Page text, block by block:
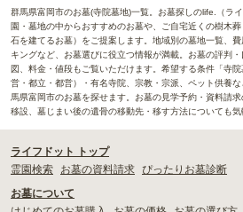
群馬県富岡市のお墓(寺院墓地)一覧。お墓探しのlife.（ラ
園・墓地の中からおすすめのお墓や、ご自宅近くの樹木
石を建てるお墓）をご提案します。地域別の墓地一覧、
キングなど、お墓選びに役立つ情報が満載。お墓の評判
図、料金・値段もご覧いただけます。希望する条件「寺
営・都立・都営）・有名寺院、宗教・宗派、ペット供養
馬県富岡市のお墓を探せます。お墓の見学予約・資料請
移設、墓じまい後の遺骨の移動先・移す方法についても気
ライフドット トップ
霊園検索
お墓の資料請求 ぴったりお墓診断
お墓について